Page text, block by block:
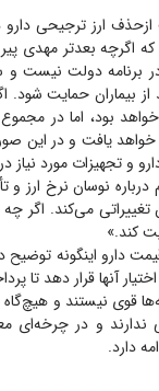
ازحذف ارز ترجیحی
که اگرچه بعدتر
دولت نیست و
بیماران حمایت شود.
بود، اما در
یافت و در این
و تجهیزات مورد نیاز
نوسان نرخ ارز و
می‌کند. اگر
کند.»
دارو اینگونه توضیح
آنها قرار دهد
قوی نیستند و
ندارند و در چرخه‌ای
دارد.